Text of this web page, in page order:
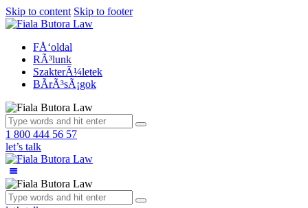
Skip to content Skip to footer
FÅ‘oldal
RÃ³lunk
SzakterÃ¼letek
BÃ­rÃ³sÃ¡gok
1 800 444 56 57
let’s talk